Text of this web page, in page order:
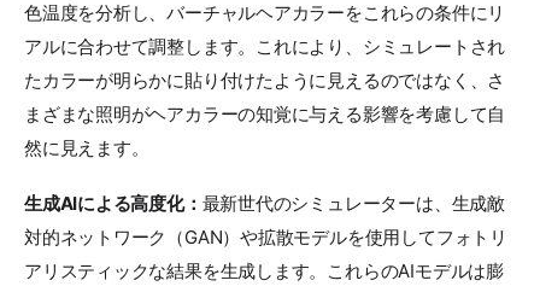
色温度を分析し、バーチャルヘアカラーをこれらの条件にリ
アルに合わせて調整します。これにより、シミュレートされ
たカラーが明らかに貼り付けたように見えるのではなく、さ
まざまな照明がヘアカラーの知覚に与える影響を考慮して自
然に見えます。
生成AIによる高度化： 最新世代のシミュレーターは、生成敵
対的ネットワーク（GAN）や拡散モデルを使用してフォトリ
アリスティックな結果を生成します。これらのAIモデルは膨